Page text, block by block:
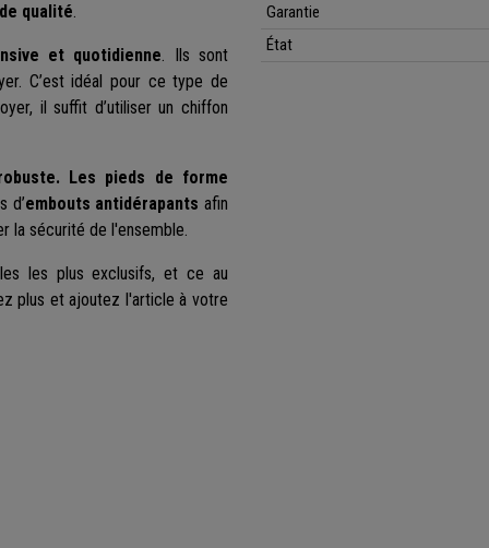
qualité.
et quotidienne. Ils sont
C’est idéal pour ce type de
il suffit d’utiliser un chiffon
Les pieds de forme
d’embouts antidérapants afin
la sécurité de l'ensemble.
les plus exclusifs, et ce au
plus et ajoutez l'article à votre
Garantie
État